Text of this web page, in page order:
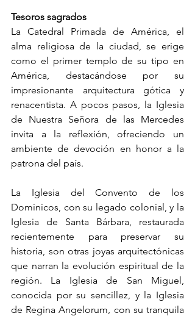
Tesoros sagrados
La Catedral Primada de América, el
alma religiosa de la ciudad, se erige
como el primer templo de su tipo en
América, destacándose por su
impresionante arquitectura gótica y
renacentista. A pocos pasos, la Iglesia
de Nuestra Señora de las Mercedes
invita a la reflexión, ofreciendo un
ambiente de devoción en honor a la
patrona del país.
La Iglesia del Convento de los
Dominicos, con su legado colonial, y la
Iglesia de Santa Bárbara, restaurada
recientemente para preservar su
historia, son otras joyas arquitectónicas
que narran la evolución espiritual de la
región. La Iglesia de San Miguel,
conocida por su sencillez, y la Iglesia
de Regina Angelorum, con su tranquila